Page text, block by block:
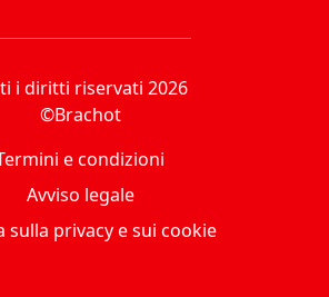
i diritti riservati 2026
©Brachot
e condizioni
Avviso legale
sulla privacy e sui cookie